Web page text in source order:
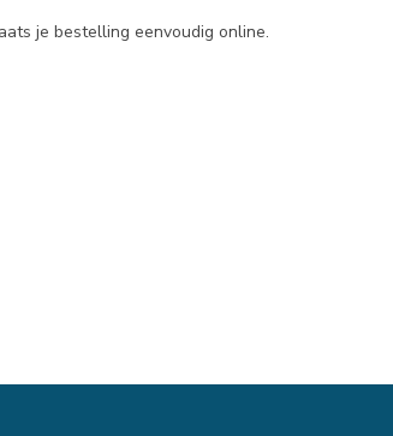
je bestelling eenvoudig online.